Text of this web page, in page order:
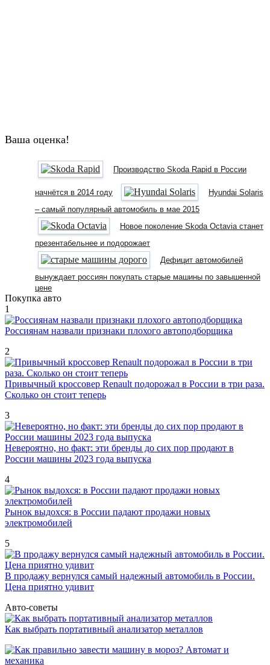
Ваша оценка!
Производство Skoda Rapid в России
начнётся в 2014 году
Hyundai Solaris
– самый популярный автомобиль в мае 2015
Новое поколение Skoda Octavia станет
презентабельнее и подорожает
Дефицит автомобилей
вынуждает россиян покупать старые машины по завышенной
цене
Покупка авто
1
Россиянам назвали признаки плохого автоподборщика
2
Привычный кроссовер Renault подорожал в России в три раза.
Сколько он стоит теперь
3
Невероятно, но факт: эти бренды до сих пор продают в
России машины 2023 года выпуска
4
Рынок выдохся: в России падают продажи новых
электромобилей
5
В продажу вернулся самый надежный автомобиль в России.
Цена приятно удивит
Авто-советы
Как выбрать портативный анализатор металлов